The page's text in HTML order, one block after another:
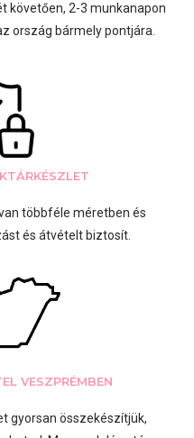
követően, 2-3 munkanapon
ország bármely pontjára.
többféle méretben és
és átvételt biztosít.
VESZPRÉMBEN
gyorsan összekészítjük,